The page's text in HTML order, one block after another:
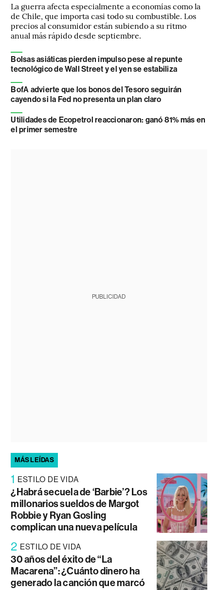
La guerra afecta especialmente a economías como la
de Chile, que importa casi todo su combustible. Los
precios al consumidor están subiendo a su ritmo
anual más rápido desde septiembre.
Bolsas asiáticas pierden impulso pese al repunte
tecnológico de Wall Street y el yen se estabiliza
BofA advierte que los bonos del Tesoro seguirán
cayendo si la Fed no presenta un plan claro
Utilidades de Ecopetrol reaccionaron: ganó 81% más en
el primer semestre
PUBLICIDAD
MÁS LEÍDAS
1 ESTILO DE VIDA
¿Habrá secuela de ‘Barbie’? Los
millonarios sueldos de Margot
Robbie y Ryan Gosling
complican una nueva película
2 ESTILO DE VIDA
30 años del éxito de “La
Macarena”: ¿Cuánto dinero ha
generado la canción que marcó